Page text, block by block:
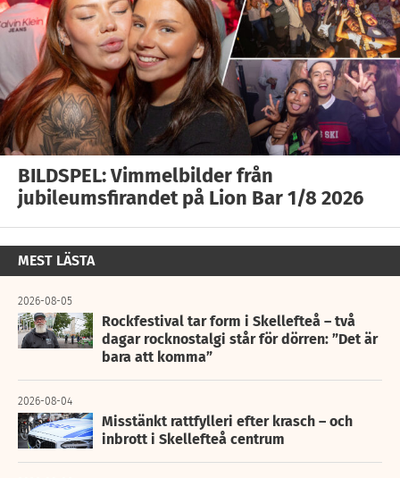
BILDSPEL: Vimmelbilder från
jubileumsfirandet på Lion Bar 1/8 2026
MEST LÄSTA
2026-08-05
Rockfestival tar form i Skellefteå – två
dagar rocknostalgi står för dörren: ”Det är
bara att komma”
2026-08-04
Misstänkt rattfylleri efter krasch – och
inbrott i Skellefteå centrum